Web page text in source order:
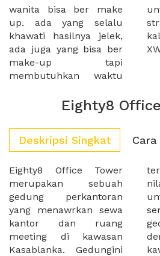
wanita bisa ber make
up. ada yang selalu
khawati hasilnya jelek,
ada juga yang bisa ber
make-up tapi
membutuhkan waktu
untuk mencari lokasi
strategis untuk target
kalian? cari bersama
Eighty8
Deskripsi Singkat Cara
Eighty8 Office Tower
merupakan sebuah
gedung perkantoran
yang menawrkan sewa
kantor dan ruang
meeting di kawasan
Kasablanka. Gedungini
terkenal. Menjadikan
nilai tambah tersendiri
untuk gedung ini
semakin berkelas. Dari
gedug ini Anda dapat
dengan mudah menuju
kawasan bisnis lainnya